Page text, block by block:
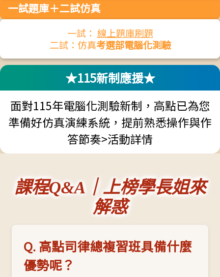
一試題庫＋二試仿真
一試： 線上題庫刷題
二試：仿真考選部電腦化測驗
★115新制應援★
面對115年電腦化測驗新制，高點已為您
準備好仿真演練系統，提前熟悉操作與作
答節奏>活動詳情
課程Q&A｜上榜學長姐來
解惑
Q. 高點司律總複習班具備什麼
優勢呢？